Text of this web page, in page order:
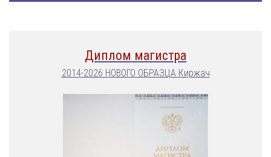
Диплом магистра
2014-2026 НОВОГО ОБРАЗЦА Киржач